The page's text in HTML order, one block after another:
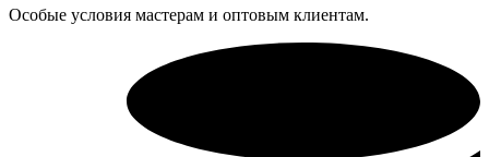
Особые условия мастерам и оптовым клиентам.